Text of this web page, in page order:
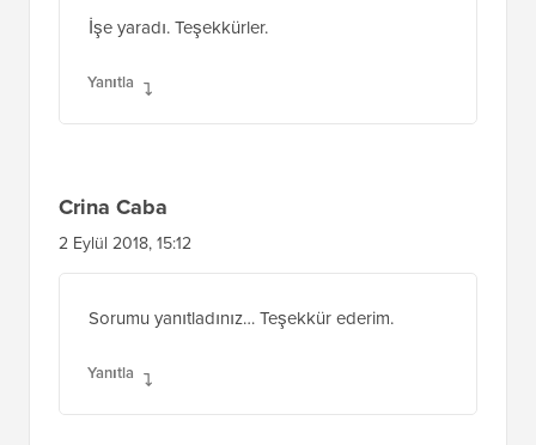
İşe yaradı. Teşekkürler.
Yanıtla
Crina Caba
2 Eylül 2018, 15:12
Sorumu yanıtladınız… Teşekkür ederim.
Yanıtla